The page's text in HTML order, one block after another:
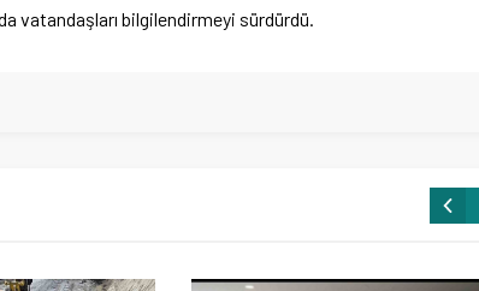
vatandaşları bilgilendirmeyi sürdürdü.